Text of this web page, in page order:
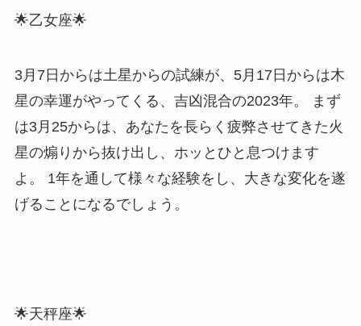
🌟乙女座🌟
3月7日からは土星からの試練が、5月17日からは木
星の幸運がやってくる、吉凶混合の2023年。 まず
は3月25からは、あなたを長らく疲弊させてきた火
星の煽りから抜け出し、ホッとひと息つけます
よ。 1年を通して様々な経験をし、大きな変化を遂
げることになるでしょう。
🌟天秤座🌟